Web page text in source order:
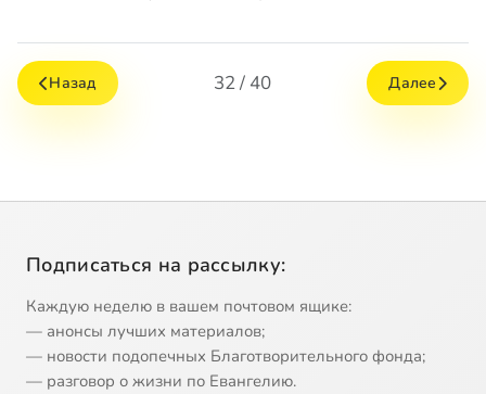
Назад 32 / 40 Далее
Подписаться на рассылку:
Каждую неделю в вашем почтовом ящике:
— анонсы лучших материалов;
— новости подопечных Благотворительного фонда;
— разговор о жизни по Евангелию.